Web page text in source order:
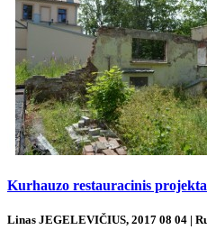
Kurhauzo restauracinis
Linas JEGELEVIČIUS, 2017 08 04 |